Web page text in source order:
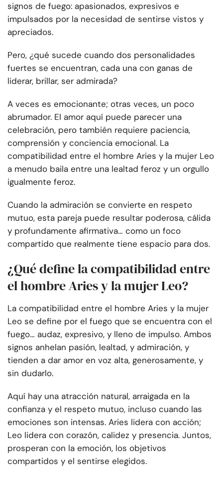
signos de fuego: apasionados, expresivos e
impulsados por la necesidad de sentirse vistos y
apreciados.
Pero, ¿qué sucede cuando dos personalidades
fuertes se encuentran, cada una con ganas de
liderar, brillar, ser admirada?
A veces es emocionante; otras veces, un poco
abrumador. El amor aquí puede parecer una
celebración, pero también requiere paciencia,
comprensión y conciencia emocional. La
compatibilidad entre el hombre Aries y la mujer Leo
a menudo baila entre una lealtad feroz y un orgullo
igualmente feroz.
Cuando la admiración se convierte en respeto
mutuo, esta pareja puede resultar poderosa, cálida
y profundamente afirmativa… como un foco
compartido que realmente tiene espacio para dos.
¿Qué define la compatibilidad entre
el hombre Aries y la mujer Leo?
La compatibilidad entre el hombre Aries y la mujer
Leo se define por el fuego que se encuentra con el
fuego… audaz, expresivo, y lleno de impulso. Ambos
signos anhelan pasión, lealtad, y admiración, y
tienden a dar amor en voz alta, generosamente, y
sin dudarlo.
Aquí hay una atracción natural, arraigada en la
confianza y el respeto mutuo, incluso cuando las
emociones son intensas. Aries lidera con acción;
Leo lidera con corazón, calidez y presencia. Juntos,
prosperan con la emoción, los objetivos
compartidos y el sentirse elegidos.